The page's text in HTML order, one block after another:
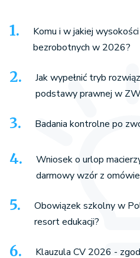
Komu i w jakiej
bezrobotnych w 2026?
Jak wypełnić tryb
podstawy prawnej w
Badania kontrolne po
Wniosek o urlop
darmowy wzór z
Obowiązek szkolny w
resort edukacji?
Klauzula CV 2026 -